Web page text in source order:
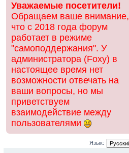
Уважаемые посетители!
Обращаем ваше внимание,
что с 2018 года форум
работает в режиме
"самоподдержания". У
администратора (Foxy) в
настоящее время нет
возможности отвечать на
ваши вопросы, но мы
приветствуем
взаимодействие между
пользователями
Язык: